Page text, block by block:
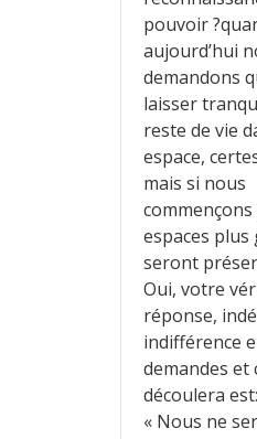
pouvoir
aujourd’hui
demandons
laisser
reste de vie
espace,
mais si nous
espaces plus
seront
Oui, votre
réponse,
indifférence
demandes et
découlera est:
« Nous ne